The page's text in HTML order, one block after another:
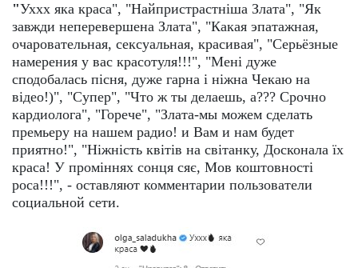
"Уххх яка краса", "Найпристрастніша Злата", "Як
завжди неперевершена Злата", "Какая эпатажная,
очаровательная, сексуальная, красивая", "Серьёзные
намерения у вас красотуля!!!", "Мені дуже
сподобалась пісня, дуже гарна і ніжна Чекаю на
відео!)", "Супер", "Что ж ты делаешь, а??? Срочно
кардиолога", "Горече", "Злата-мы можем сделать
премьеру на нашем радио! и Вам и нам будет
приятно!", "Ніжність квітів на світанку, Досконала їх
краса! У проміннях сонця сяє, Мов коштовності
роса!!!", - оставляют комментарии пользователи
социальной сети.